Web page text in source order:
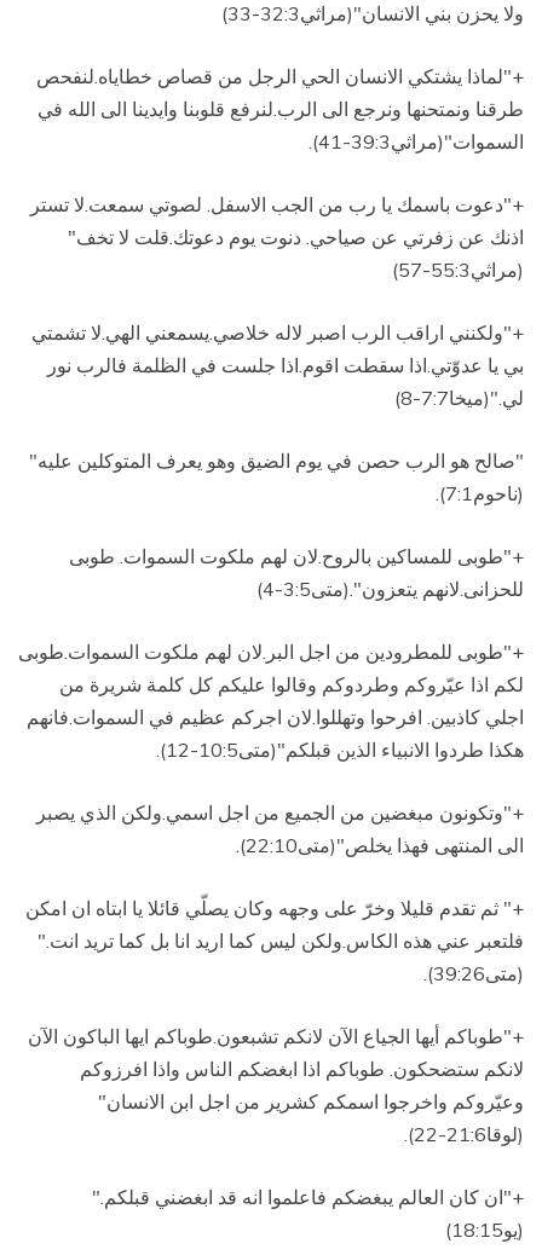
ولا يحزن بني الانسان"(مراثي32:3-33)
+"لماذا يشتكي الانسان الحي الرجل من قصاص خطاياه.لنفحص
طرقنا ونمتحنها ونرجع الى الرب.لنرفع قلوبنا وايدينا الى الله في
السموات"(مراثي39:3-41).
+"دعوت باسمك يا رب من الجب الاسفل. لصوتي سمعت.لا تستر
اذنك عن زفرتي عن صياحي. دنوت يوم دعوتك.قلت لا تخف"
(مراثي55:3-57)
+"ولكنني اراقب الرب اصبر لاله خلاصي.يسمعني الهي.لا تشمتي
بي يا عدوّتي.اذا سقطت اقوم.اذا جلست في الظلمة فالرب نور
لي."(ميخا7:7-8)
"صالح هو الرب حصن في يوم الضيق وهو يعرف المتوكلين عليه"
(ناحوم7:1)
.
+"طوبى للمساكين بالروح.لان لهم ملكوت السموات. طوبى
للحزانى.لانهم يتعزون".(متى3:5-4)
+"طوبى للمطرودين من اجل البر.لان لهم ملكوت السموات.طوبى
لكم اذا عيّروكم وطردوكم وقالوا عليكم كل كلمة شريرة من
اجلي كاذبين. افرحوا وتهللوا.لان اجركم عظيم في السموات.فانهم
هكذا طردوا الانبياء الذين قبلكم"(متى10:5-12).
+"وتكونون مبغضين من الجميع من اجل اسمي.ولكن الذي يصبر
الى المنتهى فهذا يخلص"(متى22:10)
.
+" ثم تقدم قليلا وخرّ على وجهه وكان يصلّي قائلا يا ابتاه ان امكن
فلتعبر عني هذه الكاس.ولكن ليس كما اريد انا بل كما تريد انت.
"
(متى39:26).
+"طوباكم أيها الجياع الآن لانكم تشبعون.طوباكم ايها الباكون الآن
لانكم ستضحكون. طوباكم اذا ابغضكم الناس واذا افرزوكم
وعيّروكم واخرجوا اسمكم كشرير من اجل ابن الانسان"
(لوقا21:6-22)
.
+"ان كان العالم يبغضكم فاعلموا انه قد ابغضني قبلكم.
"
(يو18:15)